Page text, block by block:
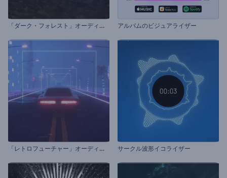
「
ダーク・フォレスト」オーディオビジュアライザー アルバムのビジュアライザー
「
レトロフューチャー」オーディオビジュアライザー サークル波形イコライザー